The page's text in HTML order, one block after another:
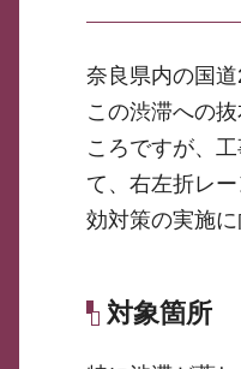
奈良県内の国
この渋滞への
ころですが、
て、右左折レ
効対策の実施
対象箇所